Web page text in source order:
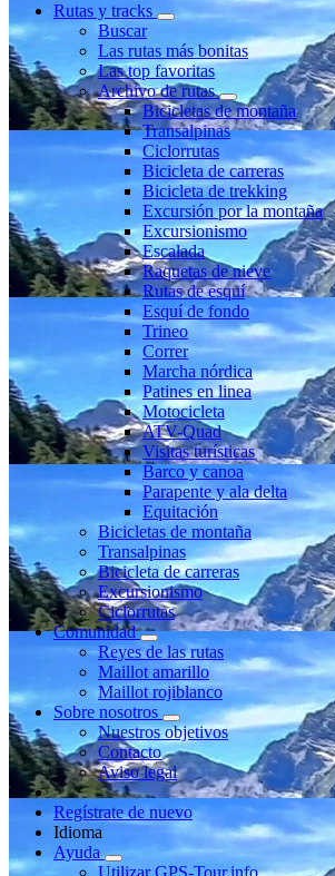
Rutas y tracks
Buscar
Las rutas más bonitas
Las top favoritas
Archivo de rutas
Bicicletas de montaña
Transalpinas
Ciclorrutas
Bicicleta de carreras
Bicicleta de trekking
Excursión por la montaña
Excursionismo
Escalada
Raquetas de nieve
Rutas de esquí
Esquí de fondo
Trineo
Correr
Marcha nórdica
Patines en linea
Motocicleta
ATV-Quad
Visitas turísticas
Barco y canoa
Parapente y ala delta
Equitación
Bicicletas de montaña
Transalpinas
Bicicleta de carreras
Excursionismo
Ciclorrutas
Comunidad
Reyes de las rutas
Maillot amarillo
Maillot rojiblanco
Sobre nosotros
Nuestros objetivos
Contacto
Aviso legal
Regístrate de nuevo
Idioma
Ayuda
Utilizar GPS-Tour.info